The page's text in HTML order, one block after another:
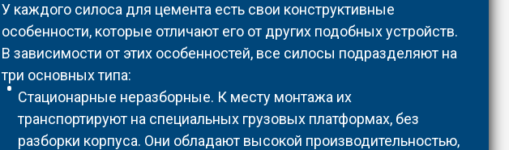
У каждого силоса для цемента есть свои конструктивные
особенности, которые отличают его от других подобных устройств.
В зависимости от этих особенностей, все силосы подразделяют на
три основных типа:
Стационарные неразборные. К месту монтажа их
транспортируют на специальных грузовых платформах, без
разборки корпуса. Они обладают высокой производительностью,